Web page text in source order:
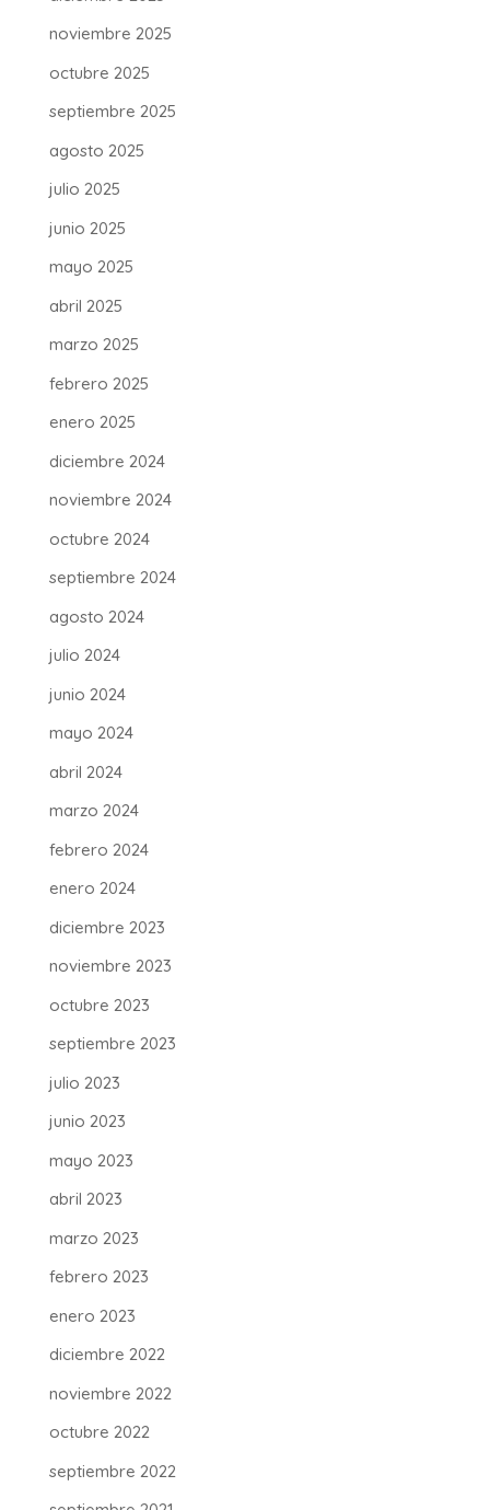
noviembre 2025
octubre 2025
septiembre 2025
agosto 2025
julio 2025
junio 2025
mayo 2025
abril 2025
marzo 2025
febrero 2025
enero 2025
diciembre 2024
noviembre 2024
octubre 2024
septiembre 2024
agosto 2024
julio 2024
junio 2024
mayo 2024
abril 2024
marzo 2024
febrero 2024
enero 2024
diciembre 2023
noviembre 2023
octubre 2023
septiembre 2023
julio 2023
junio 2023
mayo 2023
abril 2023
marzo 2023
febrero 2023
enero 2023
diciembre 2022
noviembre 2022
octubre 2022
septiembre 2022